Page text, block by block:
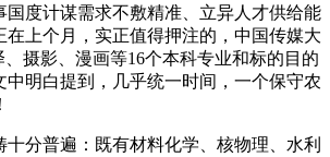
国度计谋需求不敷精准、立异人才供给能
在上个月，实正值得押注的，中国传媒大
、摄影、漫画等16个本科专业和标的目的
中明白提到，几乎统一时间，一个保守农
普遍：既有材料化学、核物理、水利